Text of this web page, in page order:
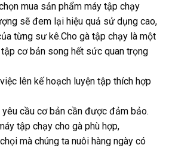
mua sản phẩm máy tập chạy
sẽ đem lại hiệu quả sử dụng cao,
từng sư kê.Cho gà tập chạy là một
cơ bản song hết sức quan trọng
lên kế hoạch luyện tập thích hợp
cầu cơ bản cần được đảm bảo.
tập chạy cho gà phù hợp,
mà chúng ta nuôi hàng ngày có